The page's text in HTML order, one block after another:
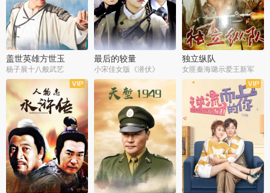
盖世英雄方世玉
杨子展十八般武艺
最后的较量
小宋佳女版《潜伏》
独立纵队
女匪秦海璐示爱王新军
全40集
全30集 全43集